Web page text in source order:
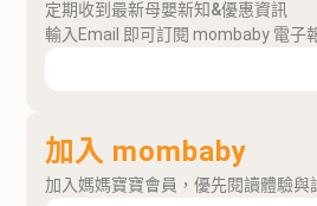
定期收到最新母嬰新知&優惠資訊
輸入Email 即可訂閱 mombaby 電子
加入 mombaby
加入媽媽寶寶會員，優先閱讀體驗與